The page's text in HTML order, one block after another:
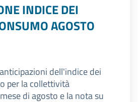
INDICE DEI
AGOSTO
dell'indice dei
per la collettività
di agosto e la nota su